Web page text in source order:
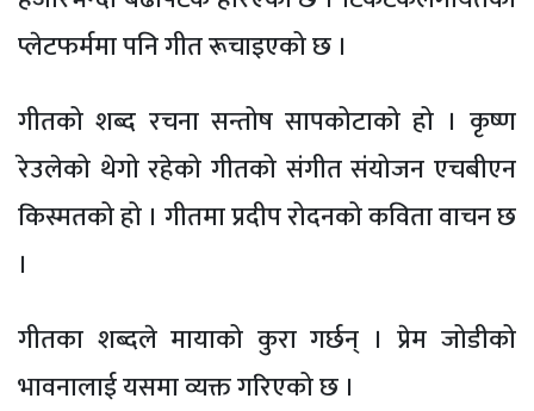
प्लेटफर्ममा पनि गीत रूचाइएको छ ।
गीतको शब्द रचना सन्तोष सापकोटाको हो । कृष्ण
रेउलेको थेगो रहेको गीतको संगीत संयोजन एचबीएन
किस्मतको हो । गीतमा प्रदीप रोदनको कविता वाचन छ
।
गीतका शब्दले मायाको कुरा गर्छन् । प्रेम जोडीको
भावनालाई यसमा व्यक्त गरिएको छ ।